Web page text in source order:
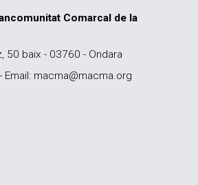
Comarcal de la
50 baix - 03760 - Ondara
macma@macma.org